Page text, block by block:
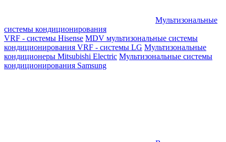
Мультизональные
системы кондиционирования
VRF - системы Hisense MDV мультизональные системы
кондиционирования VRF - системы LG Мультизональные
кондиционеры Mitsubishi Electric Мультизональные системы
кондиционирования Samsung